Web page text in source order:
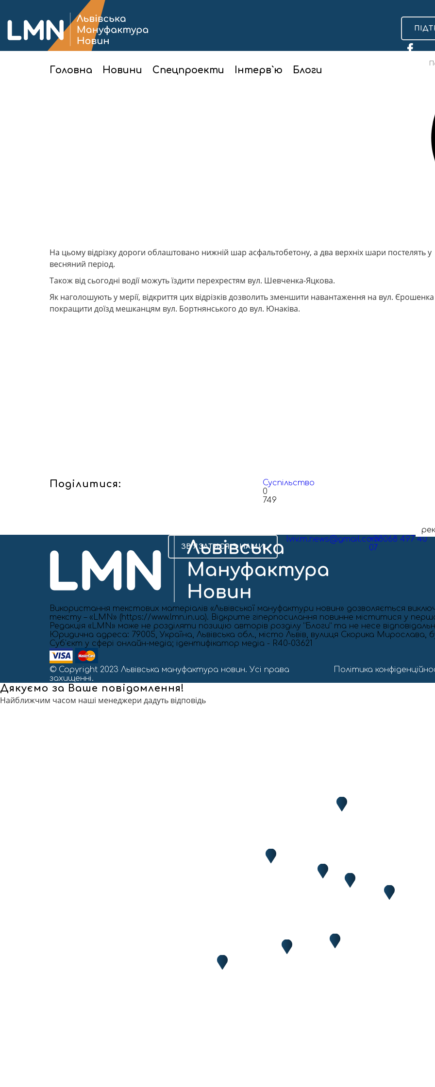
Головна Новини Спецпроекти Інтерв`ю Блоги
Сьогодні, 21 лютого, у Львові для проїзду приватного транспорту відкрили ще одну ділянку вул.
На цьому відрізку дороги облаштовано нижній шар асфальтобетону, а два верхніх шари постелять у
весняний період.
Також від сьогодні водії можуть їздити перехрестям вул. Шевченка-Яцкова.
Як наголошують у мерії, відкриття цих відрізків дозволить зменшити навантаження на вул. Єрошенка
покращити доїзд мешканцям вул. Бортнянського до вул. Юнаківа.
Поділитися:
Суспільство
0
749
ЗВ’ЯЗАТИСЯ З НАМИ
lviv.m.news@gmail.com+38068 497 40
07
Використання текстових матеріалів «Львівської мануфактури новин» дозволяється
тексту – «LMN» (https://www.lmn.in.ua). Відкрите гіперпосилання повинне міститися у
Редакція «LMN» може не розділяти позицію авторів розділу “Блоги” та не несе
Юридична адреса: 79005, Україна, Львівська обл., місто Львів, вулиця Скорика Мирослава,
Cуб'єкт у сфері онлайн-медіа; ідентифікатор медіа - R40-03621
© Copyright 2023 Львівська мануфактура новин. Усі права
захищенні.
Політика
Дякуємо за Ваше повідомлення!
Найближчим часом наші менеджери дадуть відповідь